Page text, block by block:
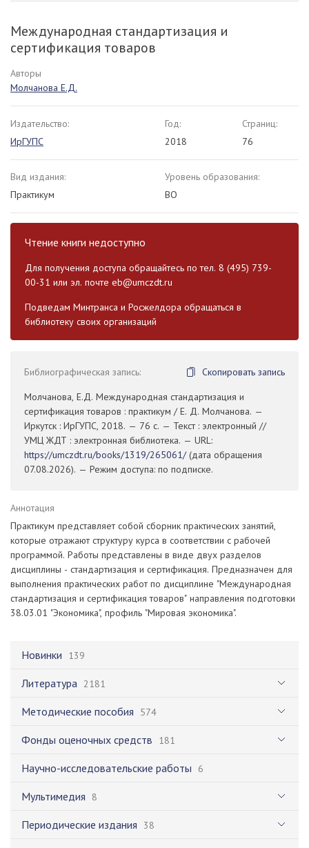
Новинки 139
Литература 2181
Методические пособия 574
Фонды оценочных средств 181
Научно-исследовательские работы 6
Мультимедия 8
Периодические издания 38
Международная стандартизация и
сертификация товаров
Авторы
Молчанова Е.Д.
Издательство:
ИрГУПС
Год:
2018
Страниц:
76
Вид издания:
Практикум
Уровень образования:
ВО
Чтение книги недоступно
Для получения доступа обращайтесь по тел. 8 (495) 739-
00-31 или эл. почте eb@umczdt.ru
Подведам Минтранса и Росжелдора обращаться в
библиотеку своих организаций
Библиографическая запись:
Скопировать запись
Молчанова, Е.Д. Международная стандартизация и
сертификация товаров : практикум / Е. Д. Молчанова. —
Иркутск : ИрГУПС, 2018. — 76 с. — Текст : электронный //
УМЦ ЖДТ : электронная библиотека. — URL:
https://umczdt.ru/books/1319/265061/(дата обращения
07.08.2026). — Режим доступа: по подписке.
Аннотация
Практикум представляет собой сборник практических занятий,
которые отражают структуру курса в соответствии с рабочей
программой. Работы представлены в виде двух разделов
дисциплины - стандартизация и сертификация. Предназначен для
выполнения практических работ по дисциплине "Международная
стандартизация и сертификация товаров" направления подготовки
38.03.01 "Экономика", профиль "Мировая экономика".